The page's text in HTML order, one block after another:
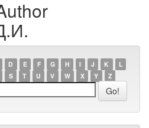
D E F G H I J K
L
S T U V W X Y Z